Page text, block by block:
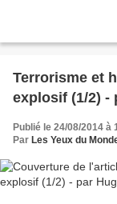
Terrorisme et
explosif (1/2) -
Publié le 24/08/2014 à
Par Les Yeux du